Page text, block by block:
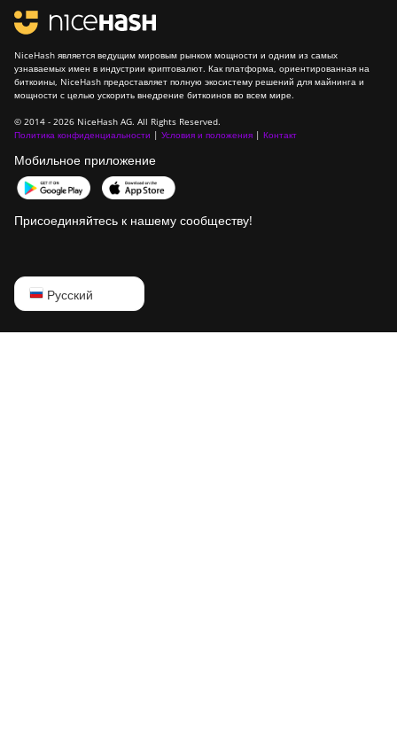
NiceHash является ведущим мировым рынком мощности и одним из самых
узнаваемых имен в индустрии криптовалют. Как платформа, ориентированная на
биткоины, NiceHash предоставляет полную экосистему решений для майнинга и
мощности с целью ускорить внедрение биткоинов во всем мире.
© 2014 - 2026 NiceHash AG. All Rights Reserved.
Политика конфиденциальности | Условия и положения | Контакт
Мобильное приложение
Присоединяйтесь к нашему сообществу!
Русский
English